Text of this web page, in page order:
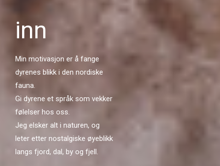
inn
Min motivasjon er å fange
dyrenes blikk i den nordiske
fauna.
Gi dyrene et språk som vekker
følelser hos oss.
Jeg elsker alt i naturen, og
leter etter nostalgiske øyeblikk
langs fjord, dal, by og fjell.